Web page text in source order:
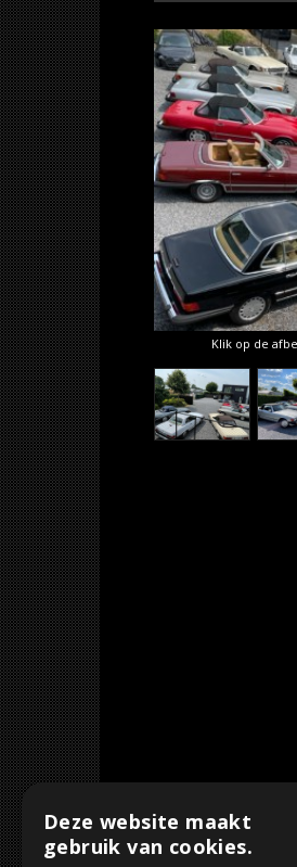
Klik op de
Deze website maakt
gebruik van cookies.